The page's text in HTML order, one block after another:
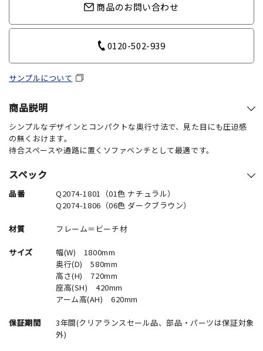
商品のお問い合わせ
0120-502-939
サンプルについて
商品説明
シンプルなデザインとコンパクトな奥行寸法で、見た目にも圧迫感
の無くおけます。
待合スペースや通路に置くソファベンチとして最適です。
スペック
品番
Q2074-1801（01色 ナチュラル）
Q2074-1806（06色 ダークブラウン）
材質 フレーム＝ビーチ材
サイズ
幅(W) 1800mm
奥行(D) 580mm
高さ(H) 720mm
座高(SH) 420mm
アーム高(AH) 620mm
保証期間
3年間(クリアランスセール品、部品・パーツは保証対象
外)